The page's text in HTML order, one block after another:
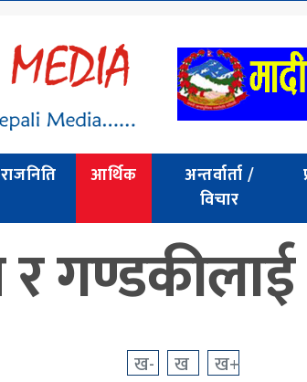
राजनिति आर्थिक
अन्तर्वार्ता /
विचार
र
ख- ख ख+